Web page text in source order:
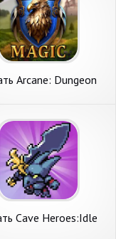
Arcane: Dungeon
на Андроид
Cave Heroes:Idle